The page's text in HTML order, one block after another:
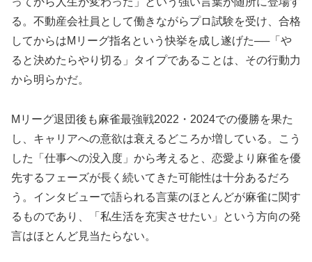
る。不動産会社員として働きながらプロ試験を受け、合格
してからはMリーグ指名という快挙を成し遂げた──「や
ると決めたらやり切る」タイプであることは、その行動力
から明らかだ。
Mリーグ退団後も麻雀最強戦2022・2024での優勝を果た
し、キャリアへの意欲は衰えるどころか増している。こう
した「仕事への没入度」から考えると、恋愛より麻雀を優
先するフェーズが長く続いてきた可能性は十分あるだろ
う。インタビューで語られる言葉のほとんどが麻雀に関す
るものであり、「私生活を充実させたい」という方向の発
言はほとんど見当たらない。